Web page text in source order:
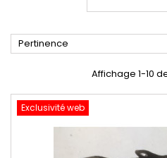
Pertinence
Affichage 1-10
Exclusivité web